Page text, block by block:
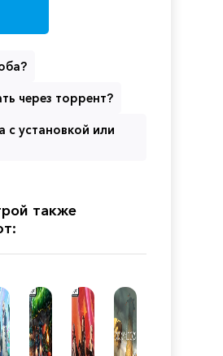
через торрент?
с установкой или
также